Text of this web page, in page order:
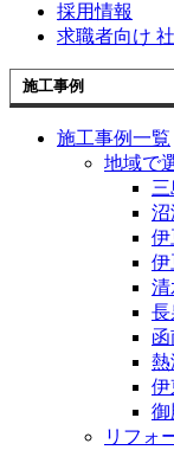
採用情報
求職者向け
施工事例
施工事例一覧
地域で
沼
伊
伊
清
長
熱
伊
御
リフォ